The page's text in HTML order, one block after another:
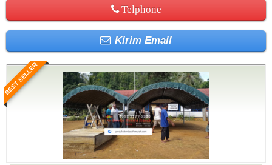
Telphone
Kirim Email
BEST SELLER